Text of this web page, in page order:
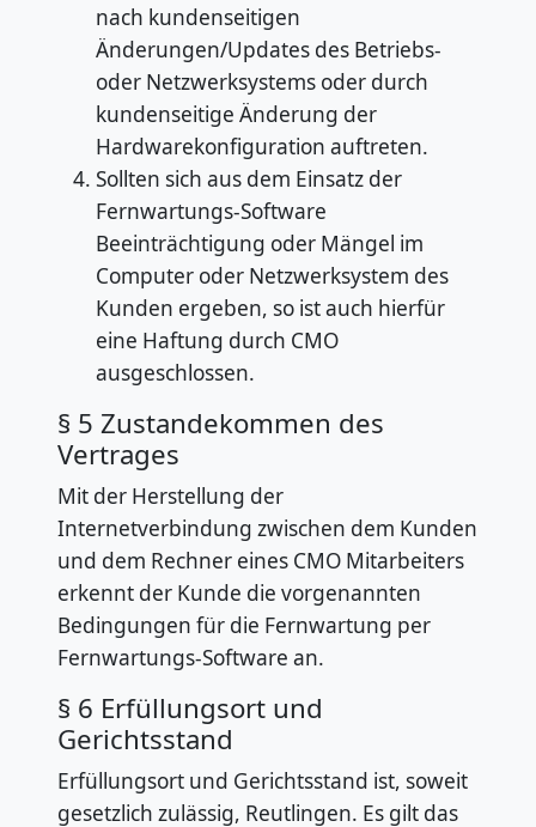
nach kundenseitigen
Änderungen/Updates des Betriebs-
oder Netzwerksystems oder durch
kundenseitige Änderung der
Hardwarekonfiguration auftreten.
Sollten sich aus dem Einsatz der
Fernwartungs-Software
Beeinträchtigung oder Mängel im
Computer oder Netzwerksystem des
Kunden ergeben, so ist auch hierfür
eine Haftung durch CMO
ausgeschlossen.
§ 5 Zustandekommen des
Vertrages
Mit der Herstellung der
Internetverbindung zwischen dem Kunden
und dem Rechner eines CMO Mitarbeiters
erkennt der Kunde die vorgenannten
Bedingungen für die Fernwartung per
Fernwartungs-Software an.
§ 6 Erfüllungsort und
Gerichtsstand
Erfüllungsort und Gerichtsstand ist, soweit
gesetzlich zulässig, Reutlingen. Es gilt das